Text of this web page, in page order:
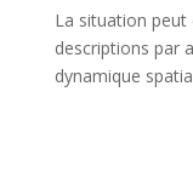
La situation
descriptions par
dynamique